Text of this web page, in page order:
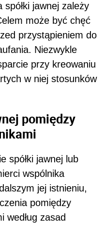
jawnej zależy
może być chęć
przystąpieniem do
Niezwykle
przy kreowaniu
w niej stosunków
pomiędzy
spółki jawnej lub
wspólnika
jej istnieniu,
pomiędzy
według zasad